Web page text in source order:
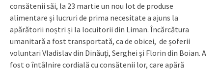
consătenii săi, la 23 martie un nou lot de produse
alimentare și lucruri de prima necesitate a ajuns la
apărătorii noștri și la locuitorii din Liman. Încărcătura
umanitară a fost transportată, ca de obicei, de șoferii
voluntari Vladislav din Dinăuți, Serghei și Florin din Boian. A
fost o întâlnire cordială cu consătenii lor, care apără